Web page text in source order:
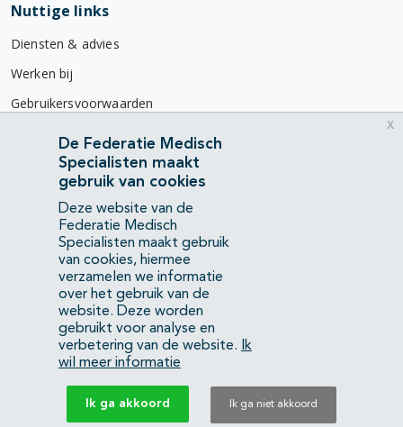
Nuttige links
Diensten & advies
Werken bij
Gebruikersvoorwaarden
Privacyverklaring
Contact
Mercatorlaan 1200
3528 BL Utrecht
(088) 505 34 34
info@richtlijnendatabase.nl
YouTubeLinkedIn
KvK Federatie Medisch Specialisten:40483480
Privacyverklaring
De Federatie Medisch
Specialisten maakt
gebruik van cookies
Deze website van de
Federatie Medisch
Specialisten maakt gebruik
van cookies, hiermee
verzamelen we informatie
over het gebruik van de
website. Deze worden
gebruikt voor analyse en
verbetering van de website.
Ik
wil meer informatie
Ik ga akkoord Ik ga niet akkoord
x